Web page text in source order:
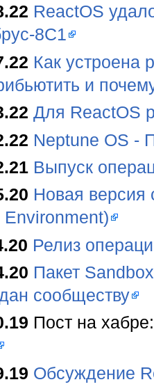
ReactOS
8С1
Как устроена
и
Для ReactOS
Neptune OS -
Выпуск
Новая версия
Environment)
Релиз
Пакет
сообществу
Пост на
Обсуждение